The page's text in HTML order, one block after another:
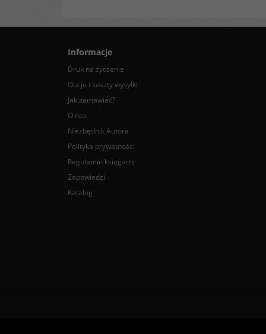
Informacje
Druk na życzenie
Opcje i koszty wysyłki
Jak zamawiać?
O nas
Niezbędnik Autora
Polityka prywatności
Regulamin księgarni
Zapowiedzi
Katalog